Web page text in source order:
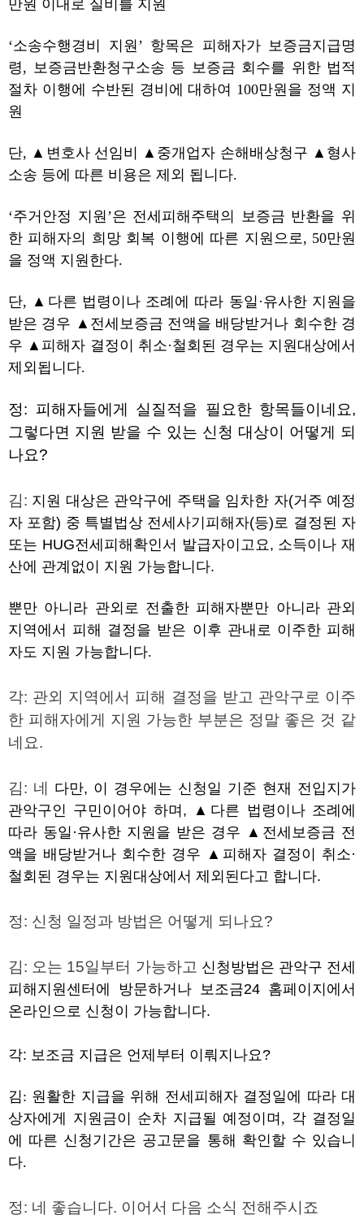
만원 이내로 실비를 지원
‘소송수행경비 지원’ 항목은 피해자가 보증금지급명
령, 보증금반환청구소송 등 보증금 회수를 위한 법적
절차 이행에 수반된 경비에 대하여 100만원을 정액 지
원
단, ▲ 변호사 선임비 ▲ 중개업자 손해배상청구 ▲ 형사
소송 등에 따른 비용은 제외 됩니다.
‘주거안정 지원’은 전세피해주택의 보증금 반환을 위
한 피해자의 희망 회복 이행에 따른 지원으로, 50만원
을 정액 지원한다.
단, ▲ 다른 법령이나 조례에 따라 동일·유사한 지원을
받은 경우 ▲ 전세보증금 전액을 배당받거나 회수한 경
우 ▲ 피해자 결정이 취소·철회된 경우는 지원대상에서
제외됩니다.
정: 피해자들에게 실질적을 필요한 항목들이네요,
그렇다면 지원 받을 수 있는 신청 대상이 어떻게 되
나요?
김: 지원 대상은 관악구에 주택을 임차한 자(거주 예정
자 포함) 중 특별법상 전세사기피해자(등)로 결정된 자
또는 HUG전세피해확인서 발급자이고요, 소득이나 재
산에 관계없이 지원 가능합니다.
뿐만 아니라 관외로 전출한 피해자뿐만 아니라 관외
지역에서 피해 결정을 받은 이후 관내로 이주한 피해
자도 지원 가능합니다.
각: 관외 지역에서 피해 결정을 받고 관악구로 이주
한 피해자에게 지원 가능한 부분은 정말 좋은 것 같
네요.
김: 네 다만, 이 경우에는 신청일 기준 현재 전입지가
관악구인 구민이어야 하며 , ▲ 다른 법령이나 조례에
따라 동일·유사한 지원을 받은 경우 ▲ 전세보증금 전
액을 배당받거나 회수한 경우 ▲ 피해자 결정이 취소·
철회된 경우는 지원대상에서 제외된다고 합니다.
정: 신청 일정과 방법은 어떻게 되나요?
김: 오는 15일부터 가능하고 신청방법은 관악구 전세
피해지원센터에 방문하거나 보조금24 홈페이지에서
온라인으로 신청이 가능합니다.
각: 보조금 지급은 언제부터 이뤄지나요?
김: 원활한 지급을 위해 전세피해자 결정일에 따라 대
상자에게 지원금이 순차 지급될 예정이며 , 각 결정일
에 따른 신청기간은 공고문을 통해 확인할 수 있습니
다.
정: 네 좋습니다. 이어서 다음 소식 전해주시죠